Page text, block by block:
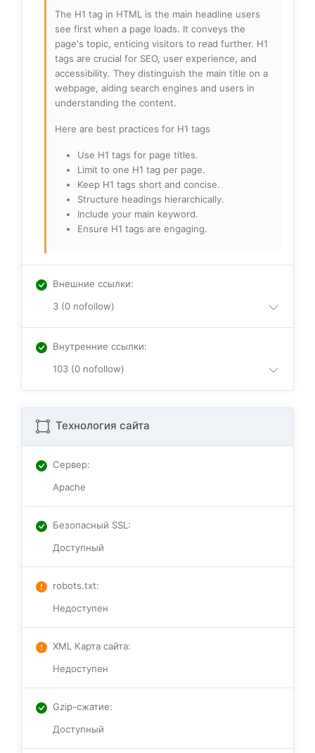
The H1 tag in HTML is the main headline users
see first when a page loads. It conveys the
page's topic, enticing visitors to read further. H1
tags are crucial for SEO, user experience, and
accessibility. They distinguish the main title on a
webpage, aiding search engines and users in
understanding the content.
Here are best practices for H1 tags
Use H1 tags for page titles.
Limit to one H1 tag per page.
Keep H1 tags short and concise.
Structure headings hierarchically.
Include your main keyword.
Ensure H1 tags are engaging.
Внешние ссылки:
3 (0 nofollow)
Внутренние ссылки:
103 (0 nofollow)
Технология сайта
Сервер:
Apache
Безопасный SSL:
Доступный
robots.txt:
Недоступен
XML Карта сайта:
Недоступен
Gzip-сжатие:
Доступный